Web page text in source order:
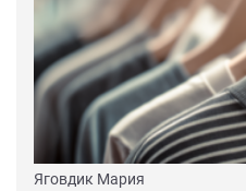
Яговдик Мария